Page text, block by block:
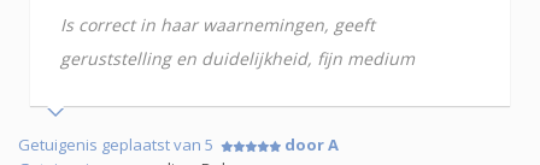
Is correct in haar waarnemingen, geeft
geruststelling en duidelijkheid, fijn medium
Getuigenis geplaatst van 5
door A